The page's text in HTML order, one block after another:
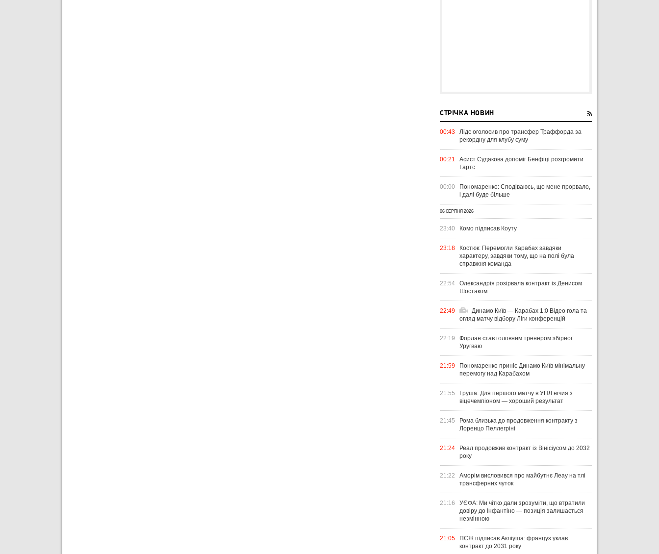
СТРІЧКА НОВИН
00:43
Лідс оголосив про трансфер Траффорда за
рекордну для клубу суму
00:21
Асист Судакова допоміг Бенфіці розгромити
Гартс
00:00
Пономаренко: Сподіваюсь, що мене прорвало,
і далі буде більше
06 СЕРПНЯ 2026
23:40 Комо підписав Коуту
23:18
Костюк: Перемогли Карабах завдяки
характеру, завдяки тому, що на полі була
справжня команда
22:54
Олександрія розірвала контракт із Денисом
Шостаком
22:49
Динамо Київ — Карабах 1:0 Відео гола та
огляд матчу відбору Ліги конференцій
22:19
Форлан став головним тренером збірної
Уругваю
21:59
Пономаренко приніс Динамо Київ мінімальну
перемогу над Карабахом
21:55
Груша: Для першого матчу в УПЛ нічия з
віцечемпіоном — хороший результат
21:45
Рома близька до продовження контракту з
Лоренцо Пеллегріні
21:24
Реал продовжив контракт із Вінісіусом до 2032
року
21:22
Аморім висловився про майбутнє Леау на тлі
трансферних чуток
21:16
УЄФА: Ми чітко дали зрозуміти, що втратили
довіру до Інфантіно — позиція залишається
незмінною
21:05
ПСЖ підписав Акліуша: француз уклав
контракт до 2031 року